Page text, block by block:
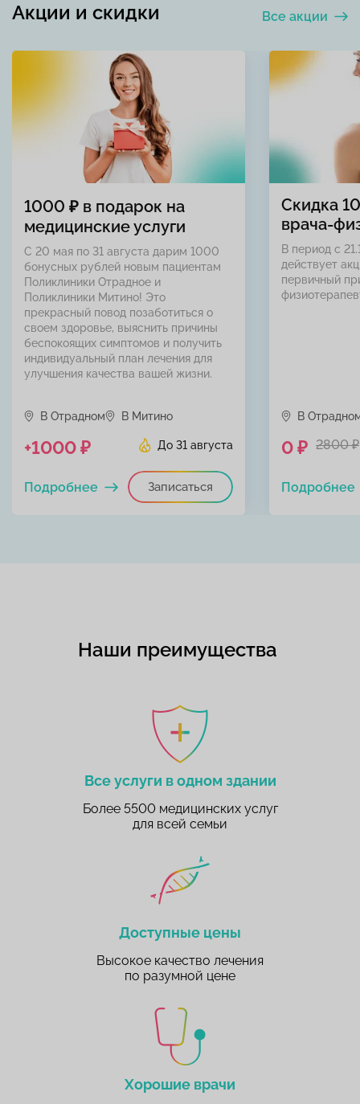
Все акции
Акции и скидки
1000 ₽ в подарок на
медицинские услуги
С 20 мая по 31 августа дарим 1000
бонусных рублей новым пациентам
Поликлиники Отрадное и
Поликлиники Митино! Это
прекрасный повод позаботиться о
своем здоровье, выяснить причины
беспокоящих симптомов и получить
индивидуальный план лечения для
улучшения качества вашей жизни.
В Отрадном В Митино
До 31 августа
+1000 ₽
Записаться
Подробнее
Скидка
врача-
В период с
действует
первичный
В
0 ₽ 2800 ₽
Подробнее
Наши преимущества
Все услуги в одном здании
Более 5500 медицинских услуг
для всей семьи
Доступные цены
Высокое качество лечения
по разумной цене
Хорошие врачи